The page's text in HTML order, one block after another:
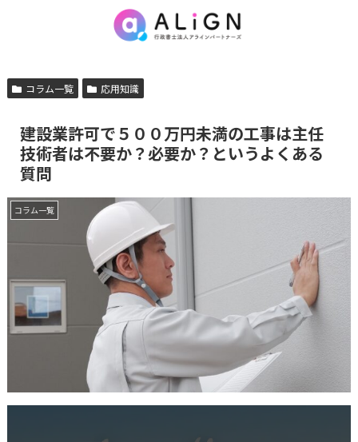
コラム一覧 応用知識
建設業許可で５００万円未満の工事は主任
技術者は不要か？必要か？というよくある
質問
コラム一覧